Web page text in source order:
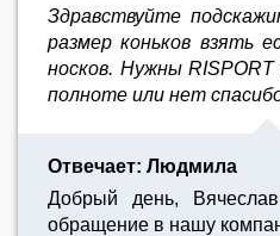
Здравствуйте
размер коньков взять
носков. Нужны
полноте или нет
Отвечает: Людмила
Добрый день,
обращение в нашу